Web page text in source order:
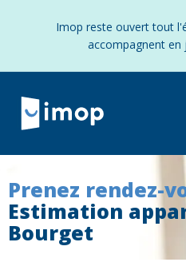
Imop reste ouvert tout
accompagnent en
Prenez rendez-
Estimation
Bourget